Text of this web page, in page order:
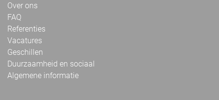
Over ons
FAQ
Referenties
Vacatures
Geschillen
Duurzaamheid en sociaal
Algemene informatie